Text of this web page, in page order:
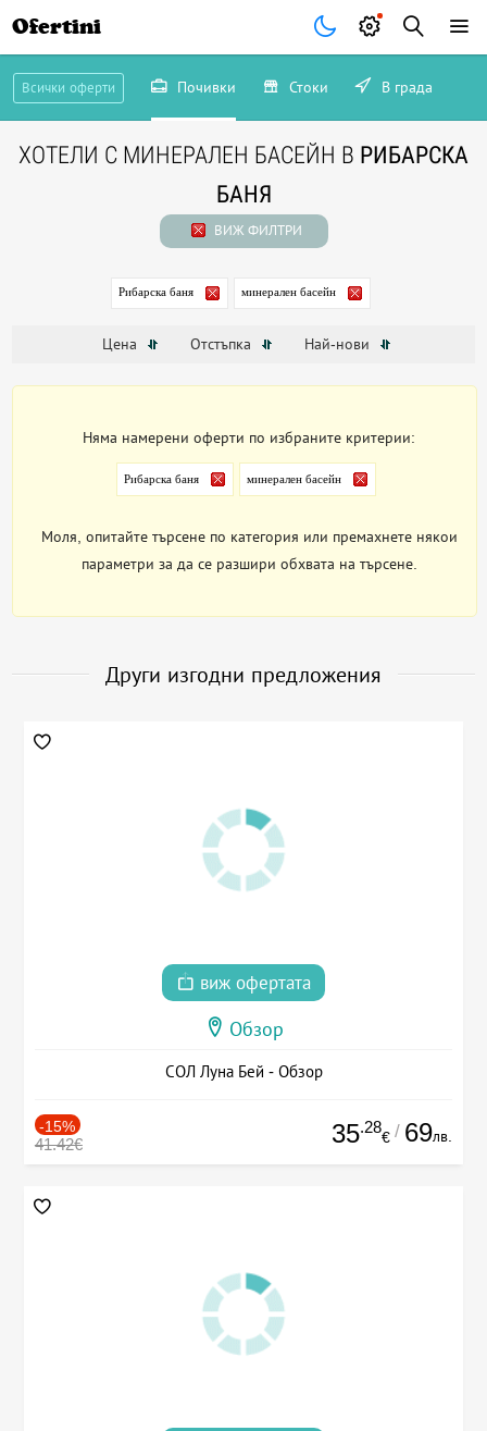
Ofertini
Всички оферти Почивки Стоки В града
ХОТЕЛИ С МИНЕРАЛЕН БАСЕЙН В РИБАРСКА
БАНЯ
ВИЖ ФИЛТРИ
Рибарска баня минерален басейн
Цена Отстъпка Най-нови
Няма намерени оферти по избраните критерии:
Рибарска баня минерален басейн
Моля, опитайте търсене по категория или премахнете някои
параметри за да се разшири обхвата на търсене.
Други изгодни предложения
виж офертата
Обзор
СОЛ Луна Бей - Обзор
-15%
41.42€ 35.28
€ / 69лв.